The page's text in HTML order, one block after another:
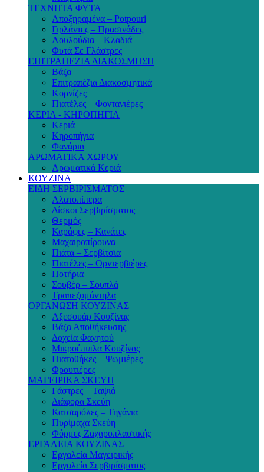
ΤΕΧΝΗΤΑ ΦΥΤΑ
Αποξηραμένα – Potpouri
Γιρλάντες – Πρασινάδες
Λουλούδια – Κλαδιά
Φυτά Σε Γλάστρες
ΕΠΙΤΡΑΠΕΖΙΑ ΔΙΑΚΟΣΜΗΣΗ
Βάζα
Επιτραπέζια Διακοσμητικά
Κορνίζες
Πιατέλες – Φοντανιέρες
ΚΕΡΙΑ - ΚΗΡΟΠΗΓΙΑ
Κεριά
Κηροπήγια
Φανάρια
ΑΡΩΜΑΤΙΚΑ ΧΩΡΟΥ
Αρωματικά Κεριά
ΚΟΥΖΙΝΑ
ΕΙΔΗ ΣΕΡΒΙΡΙΣΜΑΤΟΣ
Αλατοπίπερα
Δίσκοι Σερβιρίσματος
Θερμός
Καράφες – Κανάτες
Μαχαιροπίρουνα
Πιάτα – Σερβίτσια
Πιατέλες – Ορντερβιέρες
Ποτήρια
Σουβέρ – Σουπλά
Τραπεζομάντηλα
ΟΡΓΑΝΩΣΗ ΚΟΥΖΙΝΑΣ
Αξεσουάρ Κουζίνας
Βάζα Αποθήκευσης
Δοχεία Φαγητού
Μικροέπιπλα Κουζίνας
Πιατοθήκες – Ψωμιέρες
Φρουτιέρες
ΜΑΓΕΙΡΙΚΑ ΣΚΕΥΗ
Γάστρες – Ταψιά
Διάφορα Σκεύη
Κατσαρόλες – Τηγάνια
Πυρίμαχα Σκεύη
Φόρμες Ζαχαροπλαστικής
ΕΡΓΑΛΕΙΑ ΚΟΥΖΙΝΑΣ
Εργαλεία Μαγειρικής
Εργαλεία Σερβιρίσματος